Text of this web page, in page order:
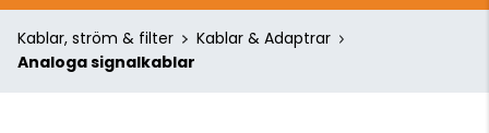
Kablar, ström & filter
Kablar & Adaptrar
Analoga signalkablar